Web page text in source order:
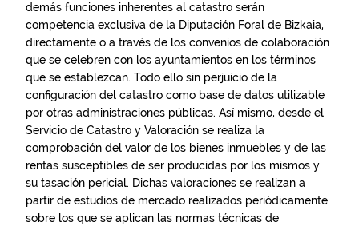
demás funciones inherentes al catastro serán
competencia exclusiva de la Diputación Foral de Bizkaia,
directamente o a través de los convenios de colaboración
que se celebren con los ayuntamientos en los términos
que se establezcan. Todo ello sin perjuicio de la
configuración del catastro como base de datos utilizable
por otras administraciones públicas. Así mismo, desde el
Servicio de Catastro y Valoración se realiza la
comprobación del valor de los bienes inmuebles y de las
rentas susceptibles de ser producidas por los mismos y
su tasación pericial. Dichas valoraciones se realizan a
partir de estudios de mercado realizados periódicamente
sobre los que se aplican las normas técnicas de